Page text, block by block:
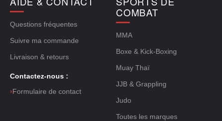
Questions fréquentes
Suivre ma commande
Livraison & retours
Contactez-nous :
›Formulaire de contact
COMBAT
MMA
Boxe & Kick-Boxing
Muay Thaï
JJB & Grappling
Judo
Toutes les marques